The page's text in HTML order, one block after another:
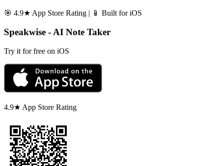
🎯 4.9★ App Store Rating | 📱 Built for iOS
Speakwise - AI Note Taker
Try it for free on iOS
4.9★ App Store Rating